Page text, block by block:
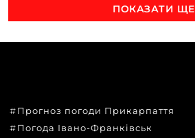
ПОКАЗАТИ ЩЕ
Прогноз погоди Прикарпаття
Погода Івано-Франківськ